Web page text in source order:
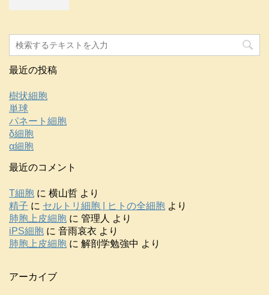
最近の投稿
樹状細胞
単球
パネート細胞
δ細胞
α細胞
最近のコメント
T細胞 に 横山哲 より
精子 に セルトリ細胞 | ヒトの全細胞 より
肺胞上皮細胞 に 管理人 より
iPS細胞 に 音雨哀衣 より
肺胞上皮細胞 に 解剖学勉強中 より
アーカイブ